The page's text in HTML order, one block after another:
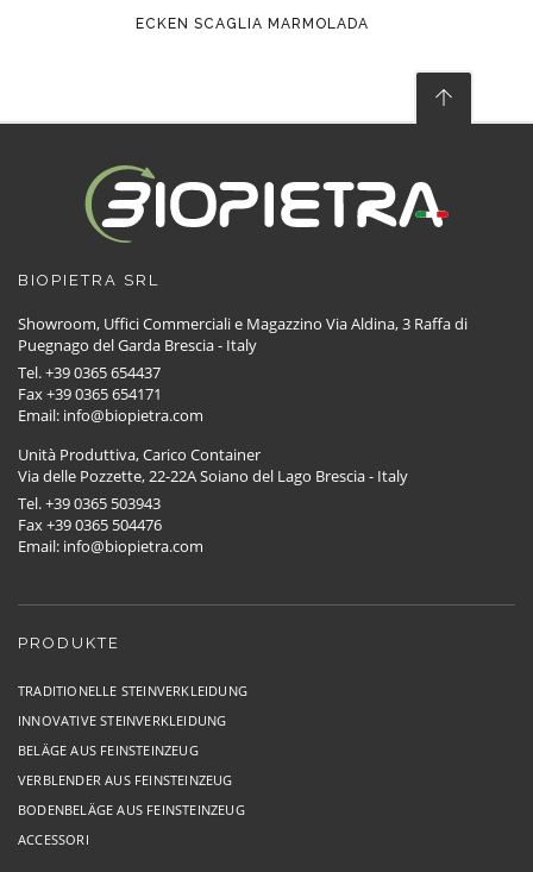
ECKEN SCAGLIA MARMOLADA
BIOPIETRA SRL
Showroom, Uffici Commerciali e Magazzino Via Aldina, 3 Raffa di
Puegnago del Garda Brescia - Italy
Tel. +39 0365 654437
Fax +39 0365 654171
Email: info@biopietra.com
Unità Produttiva, Carico Container
Via delle Pozzette, 22-22A Soiano del Lago Brescia - Italy
Tel. +39 0365 503943
Fax +39 0365 504476
Email: info@biopietra.com
PRODUKTE
TRADITIONELLE STEINVERKLEIDUNG
INNOVATIVE STEINVERKLEIDUNG
BELÄGE AUS FEINSTEINZEUG
VERBLENDER AUS FEINSTEINZEUG
BODENBELÄGE AUS FEINSTEINZEUG
ACCESSORI